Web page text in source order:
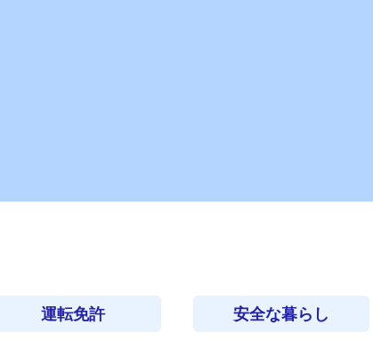
運転免許 安全な暮らし